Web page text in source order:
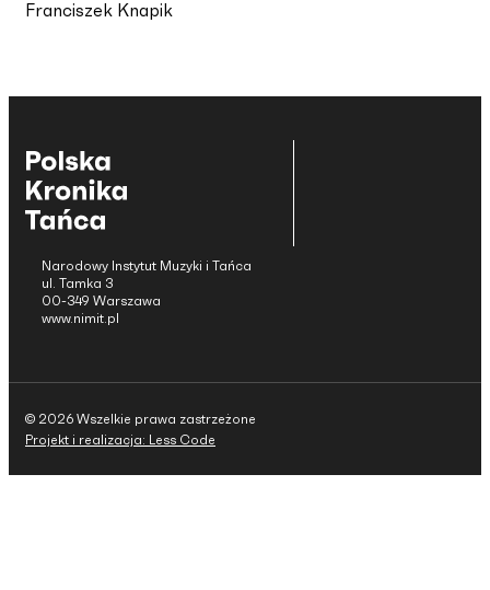
Franciszek Knapik
Narodowy Instytut Muzyki i Tańca
ul. Tamka 3
00-349 Warszawa
www.nimit.pl
© 2026 Wszelkie prawa zastrzeżone
Projekt i realizacja: Less Code